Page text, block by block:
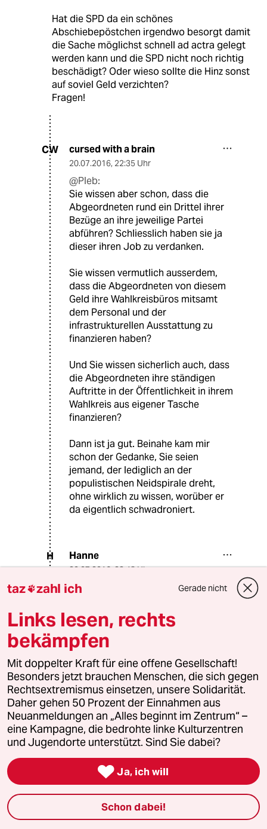
Hat die SPD da ein schönes
Abschiebepöstchen irgendwo besorgt damit
die Sache möglichst schnell ad actra gelegt
werden kann und die SPD nicht noch richtig
beschädigt? Oder wieso sollte die Hinz sonst
auf soviel Geld verzichten?
Fragen!
CW cursed with a brain
20.07.2016, 22:35 Uhr
@Pleb:
Sie wissen aber schon, dass die
Abgeordneten rund ein Drittel ihrer
Bezüge an ihre jeweilige Partei
abführen? Schliesslich haben sie ja
dieser ihren Job zu verdanken.
Sie wissen vermutlich ausserdem,
dass die Abgeordneten von diesem
Geld ihre Wahlkreisbüros mitsamt
dem Personal und der
infrastrukturellen Ausstattung zu
finanzieren haben?
Und Sie wissen sicherlich auch, dass
die Abgeordneten ihre ständigen
Auftritte in der Öffentlichkeit in ihrem
Wahlkreis aus eigener Tasche
finanzieren?
Dann ist ja gut. Beinahe kam mir
schon der Gedanke, Sie seien
jemand, der lediglich an der
populistischen Neidspirale dreht,
ohne wirklich zu wissen, worüber er
da eigentlich schwadroniert.
H Hanne
20.07.2016,23:48 Uhr
@cursed with a brain:
scheinen Abgeordnetendiät und
Wahlkreispauschale für Bürgerbüro
unterschiedliche Dinge zu sein. Hinzu
kommt noch das Gehalt für die
Mitarbeiterbeschäftigung..Hier ist es
transparent aufgeführt (auch SPD):
http://sabinefriedel.de/?p=15
Aber vielleicht ist das im Bund ja
anders.
Reich wird man dadurch trotzdem
nicht, arm allerdings auch nicht.
W Waage69
taz zahl ich Gerade nicht
Links lesen, rechts
bekämpfen
Mit doppelter Kraft für eine offene Gesellschaft!
Besonders jetzt brauchen Menschen, die sich gegen
Rechtsextremismus einsetzen, unsere Solidarität.
Daher gehen 50 Prozent der Einnahmen aus
Neuanmeldungen an „Alles beginnt im Zentrum“ –
eine Kampagne, die bedrohte linke Kulturzentren
und Jugendorte unterstützt. Sind Sie dabei?
 Ja, ich will
Schon dabei!